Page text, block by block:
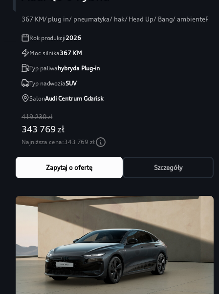
367 KM/ plug in/ pneumatyka/ hak/ Head Up/ Bang/ ambientePRO
Rok produkcji2026
Moc silnika367KM
Typ paliwahybryda Plug-in
Typ nadwoziaSUV
SalonAudi Centrum Gdańsk
419 230 zł
343 769 zł
Najniższa cena:343 769 zł
Zapytaj o ofertę Szczegóły